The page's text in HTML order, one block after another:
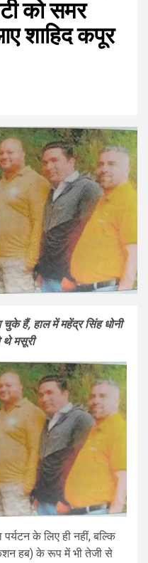
को समर
शाहिद कपूर
हैं, हाल में महेंद्र सिंह धोनी
थे मसूरी
के लिए ही नहीं, बल्कि
हब) के रूप में भी तेजी से